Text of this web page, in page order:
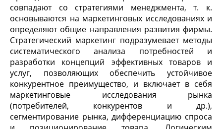
совпадают со стратегиями менеджмента, т. к.
основываются на маркетинговых исследованиях и
определяют общие направления развития фирмы.
Стратегический маркетинг подразумевает методы
систематического анализа потребностей и
разработки концепций эффективных товаров и
услуг, позволяющих обеспечить устойчивое
конкурентное преимущество, и включает в себя
маркетинговые исследования рынка
(потребителей, конкурентов и др.),
сегментирование рынка, дифференциацию спроса